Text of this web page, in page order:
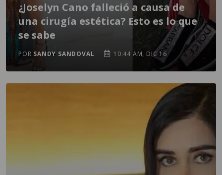
¿Joselyn Cano falleció a causa de
una cirugía estética? Esto es lo que
se sabe
POR SANDY SANDOVAL 10:44 AM, DIC 16